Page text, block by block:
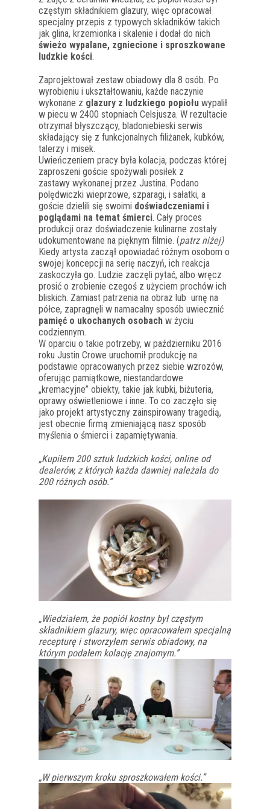
częstym składnikiem glazury, więc opracował
specjalny przepis z typowych składników takich
jak glina, krzemionka i skalenie i dodał do nich
świeżo wypalane, zgniecione i sproszkowane
ludzkie kości.
Zaprojektował zestaw obiadowy dla 8 osób. Po
wyrobieniu i ukształtowaniu, każde naczynie
wykonane z glazury z ludzkiego popiołu wypalił
w piecu w 2400 stopniach Celsjusza. W rezultacie
otrzymał błyszczący, bladoniebieski serwis
składający się z funkcjonalnych filiżanek, kubków,
talerzy i misek.
Uwieńczeniem pracy była kolacja, podczas której
zaproszeni goście spożywali posiłek z
zastawy wykonanej przez Justina. Podano
polędwiczki wieprzowe, szparagi, i sałatki, a
goście dzielili się swoimi doświadczeniami i
poglądami na temat śmierci. Cały proces
produkcji oraz doświadczenie kulinarne zostały
udokumentowane na pięknym filmie. (patrz niżej)
Kiedy artysta zaczął opowiadać różnym osobom o
swojej koncepcji na serię naczyń, ich reakcja
zaskoczyła go. Ludzie zaczęli pytać, albo wręcz
prosić o zrobienie czegoś z użyciem prochów ich
bliskich. Zamiast patrzenia na obraz lub urnę na
półce, zapragnęli w namacalny sposób uwiecznić
pamięć o ukochanych osobach w życiu
codziennym.
W oparciu o takie potrzeby, w październiku 2016
roku Justin Crowe uruchomił produkcję na
podstawie opracowanych przez siebie wzrozów,
oferując pamiątkowe, niestandardowe
„kremacyjne” obiekty, takie jak kubki, biżuteria,
oprawy oświetleniowe i inne. To co zaczęło się
jako projekt artystyczny zainspirowany tragedią,
jest obecnie firmą zmieniającą nasz sposób
myślenia o śmierci i zapamiętywania.
„Kupiłem 200 sztuk ludzkich kości, online od
dealerów, z których każda dawniej należała do
200 różnych osób.”
„Wiedziałem, że popiół kostny był częstym
składnikiem glazury, więc opracowałem specjalną
recepturę i stworzyłem serwis obiadowy, na
którym podałem kolację znajomym.”
„W pierwszym kroku sproszkowałem kości.”